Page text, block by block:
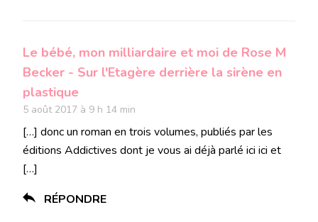
Le bébé, mon milliardaire et moi de Rose M
Becker - Sur l'Etagère derrière la sirène en
plastique
5 août 2017 à 9 h 14 min
[…] donc un roman en trois volumes, publiés par les
éditions Addictives dont je vous ai déjà parlé ici ici et
[…]
RÉPONDRE